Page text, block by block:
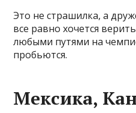
Это не страшилка, а
все равно хочется
любыми путями на
пробьются.
Мексика,